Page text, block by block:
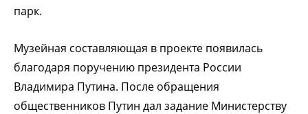
парк.
Музейная составляющая в проекте появилась
благодаря поручению президента России
Владимира Путина. После обращения
общественников Путин дал задание Министерству